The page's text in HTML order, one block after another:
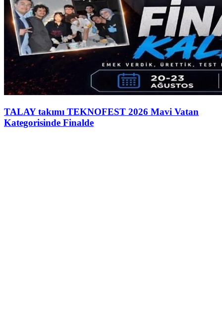
TALAY takımı TEKNOFEST 2026 Mavi Vatan
Kategorisinde Finalde